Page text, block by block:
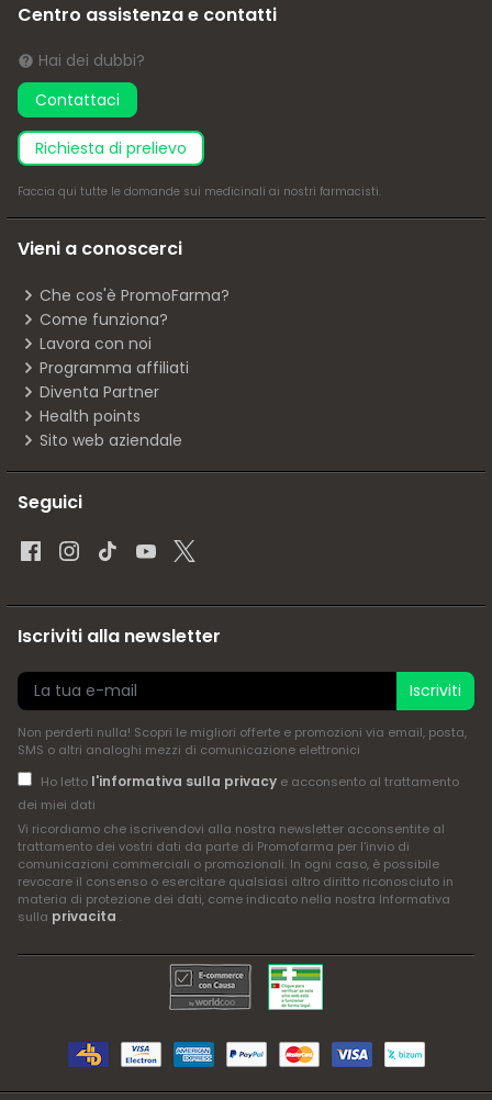
Centro assistenza e contatti
Hai dei dubbi?
Contattaci
richiesta di prelievo
Faccia qui tutte le domande sui medicinali ai nostri farmacisti.
Vieni a conoscerci
Che cos'è PromoFarma?
Come funziona?
Lavora con noi
Programma affiliati
Diventa Partner
Health points
Sito web aziendale
Seguici
Iscriviti alla newsletter
Iscriviti
Non perderti nulla! Scopri le migliori offerte e promozioni via email, posta,
SMS o altri analoghi mezzi di comunicazione elettronici
Ho letto l'informativa sulla privacye acconsento al trattamento
dei miei dati
Vi ricordiamo che iscrivendovi alla nostra newsletter acconsentite al
trattamento dei vostri dati da parte di Promofarma per l'invio di
comunicazioni commerciali o promozionali. In ogni caso, è possibile
revocare il consenso o esercitare qualsiasi altro diritto riconosciuto in
materia di protezione dei dati, come indicato nella nostra Informativa
sulla privacita .